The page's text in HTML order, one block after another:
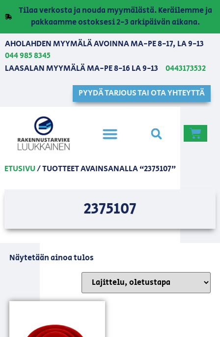
Tilaa verkosta ja nouda myymälästä. Keräilemme ja
pakkaamme ostoksesi 2-3 arkipäivän aikana.
AHOLAHDEN MYYMÄLÄ AVOINNA MA-PE 8-17, LA 9-13
044 985 8345
LAASALAN MYYMÄLÄ MA-PE 8-16 LA 9-13
0443173532
PYYDÄ TARJOUS TAI OTA YHTEYTTÄ
ETUSIVU/ TUOTTEET AVAINSANALLA “2375107”
2375107
Näytetään ainoa tulos